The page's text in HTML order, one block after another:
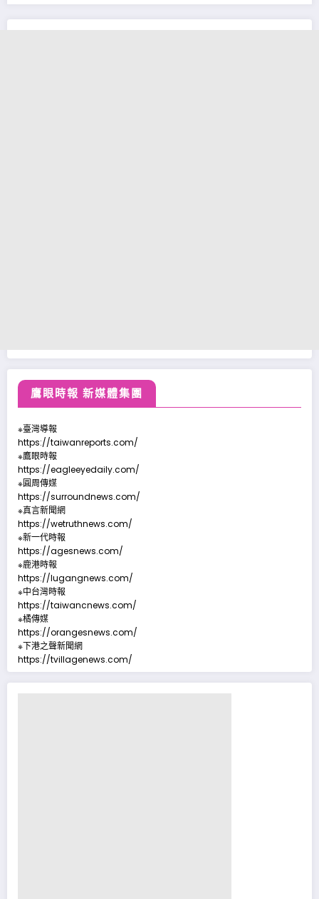
鷹眼時報 新媒體集團
※臺灣導報
https://taiwanreports.com/
※鷹眼時報
https://eagleeyedaily.com/
※圓周傳媒
https://surroundnews.com/
※真言新聞網
https://wetruthnews.com/
※新一代時報
https://agesnews.com/
※鹿港時報
https://lugangnews.com/
※中台灣時報
https://taiwancnews.com/
※橘傳媒
https://orangesnews.com/
※下港之聲新聞網
https://tvillagenews.com/